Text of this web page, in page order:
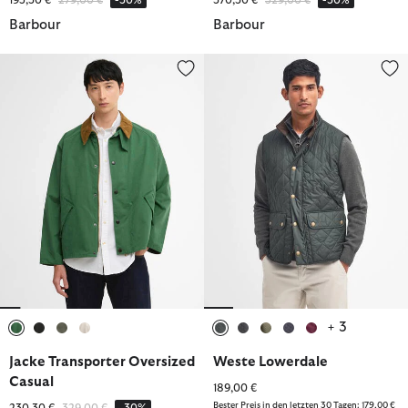
Barbour Barbour
Jacke Transporter Oversized Casual
Jacke Transporter Oversized
Casual
Weste Lowerdale
+ 3
Weste Lowerdale
189,00 €
Bester Preis in den letzten 30 Tagen: 179,00 €